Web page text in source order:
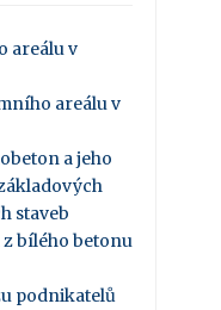
areálu v
areálu v
a jeho
staveb
z bílého betonu
podnikatelů